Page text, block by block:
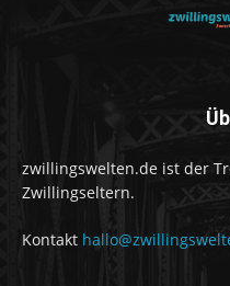
zwillingswelten.de ist der
Zwillingseltern.
Kontakt